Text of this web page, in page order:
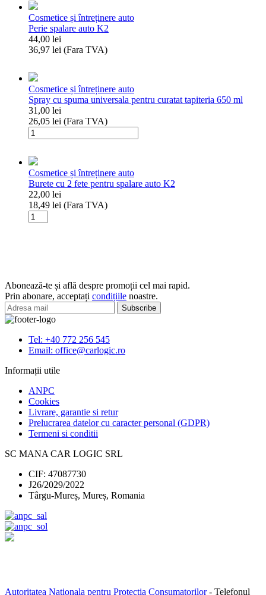
pentru
geamuri
OPTI
40mmx40mm
K2
Cosmetice și întreținere auto
Perie spalare auto K2
44,00 lei
36,97 lei (Fara TVA)
Perie
spalare
auto
K2
Cosmetice și întreținere auto
Spray cu spuma universala pentru curatat tapiteria 650 ml
31,00 lei
26,05 lei (Fara TVA)
Cantitate
Spray
spuma
universala
pentru
curatat
tapiteria
650
Cosmetice și întreținere auto
Burete cu 2 fete pentru spalare auto K2
22,00 lei
18,49 lei (Fara TVA)
Cantitate
Burete
auto
K2
Abonează-te și află despre promoții cel mai rapid.
Prin abonare, acceptați condițiile noastre.
Tel: +40 772 256 545
Email: office@carlogic.ro
Informații utile
ANPC
Cookies
Livrare, garantie si retur
Prelucrarea datelor cu caracter personal (GDPR)
Termeni si conditii
SC MANA CAR LOGIC SRL
CIF: 47087730
J26/2029/2022
Târgu-Mureș, Mureș, Romania
Autoritatea Nationala pentru Protectia Consumatorilor- Telefonul